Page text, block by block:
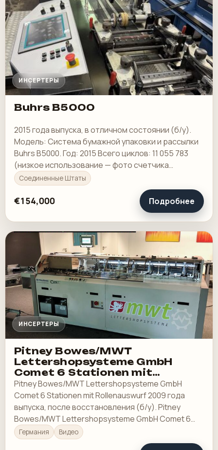
ИНСЕРТЕРЫ
Buhrs B5000
2015 года выпуска, в отличном состоянии (б/у).
Модель: Система бумажной упаковки и рассылки
Buhrs B5000. Год: 2015 Всего циклов: 11 055 783
(низкое использование — фото счетчика
прилагается)
Соединенные Штаты
€154,000 Подробнее
ИНСЕРТЕРЫ
Pitney Bowes/MWT
Lettershopsysteme GmbH
Comet 6 Stationen mit
Rollenauswurf
Pitney Bowes/MWT Lettershopsysteme GmbH
Comet 6 Stationen mit Rollenauswurf 2009 года
выпуска, после восстановления (б/у). Pitney
Bowes/MWT Lettershopsysteme GmbH Comet 6
Stationen mit Rollenauswurf 2009 года выпуска,
после…
Германия Видео